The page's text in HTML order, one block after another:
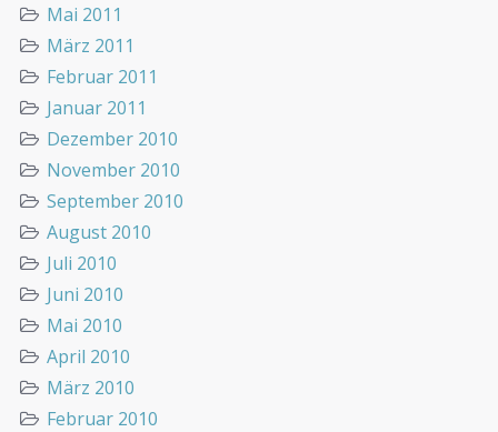
Mai 2011
März 2011
Februar 2011
Januar 2011
Dezember 2010
November 2010
September 2010
August 2010
Juli 2010
Juni 2010
Mai 2010
April 2010
März 2010
Februar 2010